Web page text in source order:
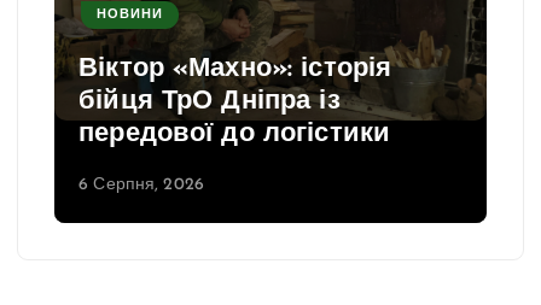
НОВИНИ
Віктор «Махно»: історія
бійця ТрО Дніпра із
передової до логістики
6 Серпня, 2026